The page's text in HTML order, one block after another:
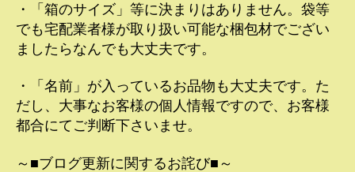
・「箱のサイズ」等に決まりはありません。袋等
でも宅配業者様が取り扱い可能な梱包材でござい
ましたらなんでも大丈夫です。
・「名前」が入っているお品物も大丈夫です。た
だし、大事なお客様の個人情報ですので、お客様
都合にてご判断下さいませ。
～■ブログ更新に関するお詫び■～